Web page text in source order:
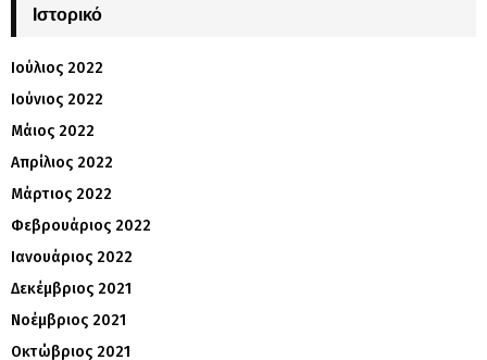
Ιστορικό
Ιούλιος 2022
Ιούνιος 2022
Μάιος 2022
Απρίλιος 2022
Μάρτιος 2022
Φεβρουάριος 2022
Ιανουάριος 2022
Δεκέμβριος 2021
Νοέμβριος 2021
Οκτώβριος 2021